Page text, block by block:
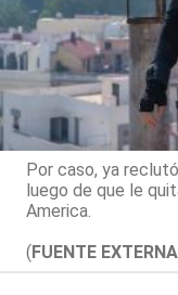
Por caso, ya
luego de que le
America.
(FUENTE EXTERNA